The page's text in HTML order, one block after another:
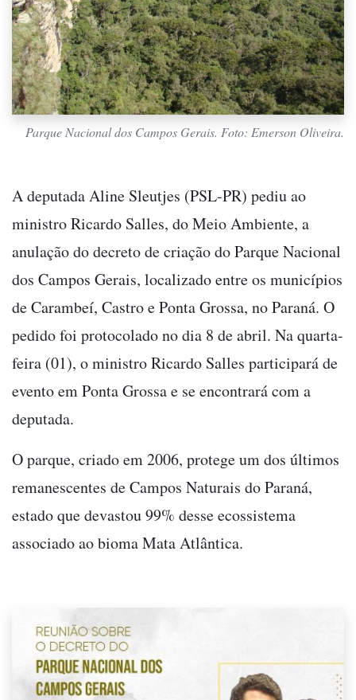
Parque Nacional dos Campos Gerais. Foto: Emerson Oliveira.
A deputada Aline Sleutjes (PSL-PR) pediu ao
ministro Ricardo Salles, do Meio Ambiente, a
anulação do decreto de criação do Parque Nacional
dos Campos Gerais, localizado entre os municípios
de Carambeí, Castro e Ponta Grossa, no Paraná. O
pedido foi protocolado no dia 8 de abril. Na quarta-
feira (01), o ministro Ricardo Salles participará de
evento em Ponta Grossa e se encontrará com a
deputada.
O parque, criado em 2006, protege um dos últimos
remanescentes de Campos Naturais do Paraná,
estado que devastou 99% desse ecossistema
associado ao bioma Mata Atlântica.